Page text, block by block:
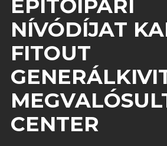
ÉPÍTŐIPARI
NÍVÓDÍJAT
FITOUT
CENTER